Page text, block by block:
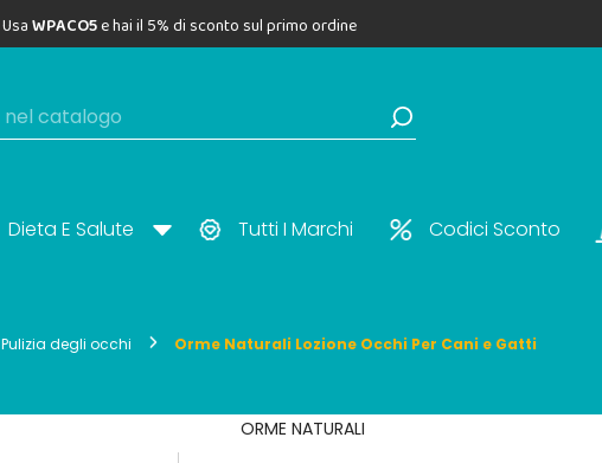
UsaWPACO5e hai il 5% di sconto sul primo ordine
Dieta E Salute Tutti I Marchi Codici Sconto
Pulizia degli occhi Orme Naturali Lozione Occhi Per Cani e Gatti
ORME NATURALI